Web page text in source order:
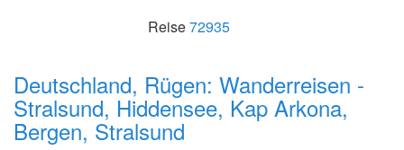
Reise72935
Deutschland, Rügen: Wanderreisen -
Stralsund, Hiddensee, Kap Arkona,
Bergen, Stralsund